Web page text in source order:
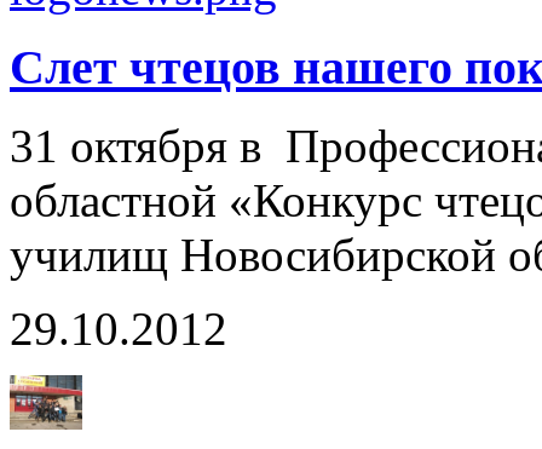
Слет чтецов нашего
31 октября в
областной «Конкурс
училищ Новосибирской
29.10.2012